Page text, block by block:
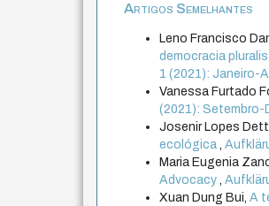
Artigos Semelhantes
Leno Francisco
democracia
1 (2021): Janeiro-
Vanessa Furtado
(2021): Setembro-
Josenir Lopes
ecológica,
Maria Eugenia
Advocacy,
Xuan Dung Bui,A